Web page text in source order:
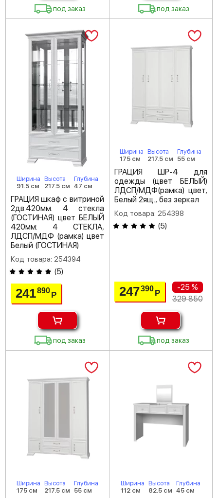
под заказ под заказ
Ширина
91.5 см
Высота
217.5 см
Глубина
47 см
ГРАЦИЯ шкаф с витриной
2дв.420мм. 4 стекла
(ГОСТИНАЯ) цвет БЕЛЫЙ
420мм: 4 СТЕКЛА,
ЛДСП/МДФ (рамка) цвет
Белый (ГОСТИНАЯ)
Код товара: 254394
(5)
241890Р
под заказ
Ширина
175 см
Высота
217.5 см
Глубина
55 см
ГРАЦИЯ ШР-4 для
одежды (цвет БЕЛЫЙ)
ЛДСП/МДФ(рамка) цвет,
Белый 2ящ., без зеркал
Код товара: 254398
(5)
247390 Р
-25 %
329 850
под заказ
Ширина
175 см
Высота
217.5 см
Глубина
55 см
Ширина
112 см
Высота
82.5 см
Глубина
45 см